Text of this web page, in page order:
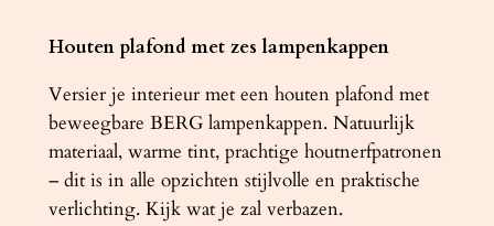
B
R
G
6
n
a
Houten plafond met zes lampenkappen
Versier je interieur met een houten plafond met
beweegbare BERG lampenkappen. Natuurlijk
materiaal, warme tint, prachtige houtnerfpatronen
– dit is in alle opzichten stijlvolle en praktische
verlichting. Kijk wat je zal verbazen.